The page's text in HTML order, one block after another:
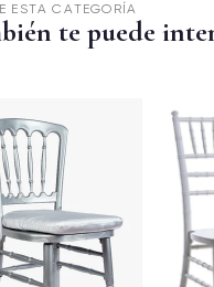
ESTA CATEGORÍA
te puede